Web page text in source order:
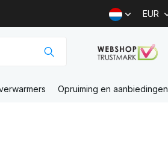
EUR
Opruiming en aanbiedingen